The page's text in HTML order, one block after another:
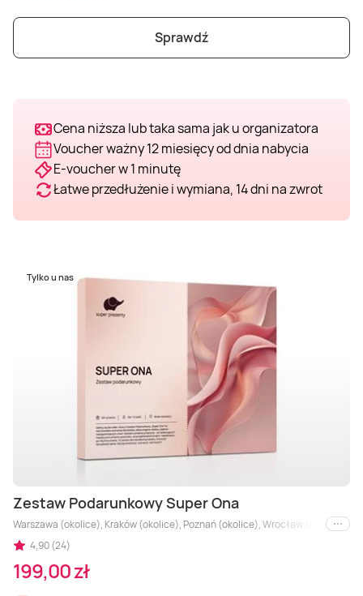
Masaż sportowy
Masaż Shiatsu
Masaż Antycellulitowy
Masaż czekoladą
Masaż Karku
Masaż orientalny
Jazda czołgiem
Pojazdy militarne
Wspinaczka
Tenis
SUP
Sprawdź
Cena niższa lub taka sama jak u organizatora
Voucher ważny 12 miesięcy od dnia nabycia
E-voucher w 1 minutę
Łatwe przedłużenie i wymiana, 14 dni na zwrot
Tylko u nas
Zestaw Podarunkowy Super Ona
Warszawa (okolice), Kraków (okolice), Poznań (okolice), Wrocław (okolice),i inne
4,90 (24)
199,00 zł